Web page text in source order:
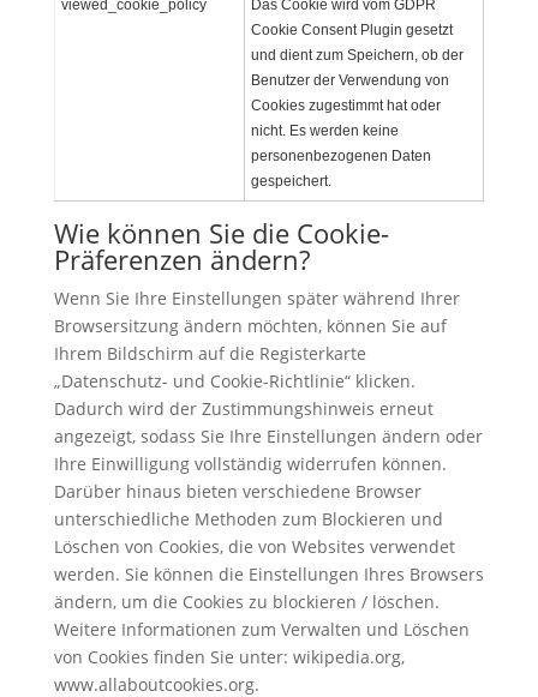
viewed_cookie_policy
Das Cookie wird vom GDPR
Cookie Consent Plugin gesetzt
und dient zum Speichern, ob der
Benutzer der Verwendung von
Cookies zugestimmt hat oder
nicht. Es werden keine
personenbezogenen Daten
gespeichert.
Wie können Sie die Cookie-
Präferenzen ändern?
Wenn Sie Ihre Einstellungen später während Ihrer
Browsersitzung ändern möchten, können Sie auf
Ihrem Bildschirm auf die Registerkarte
„Datenschutz- und Cookie-Richtlinie“ klicken.
Dadurch wird der Zustimmungshinweis erneut
angezeigt, sodass Sie Ihre Einstellungen ändern oder
Ihre Einwilligung vollständig widerrufen können.
Darüber hinaus bieten verschiedene Browser
unterschiedliche Methoden zum Blockieren und
Löschen von Cookies, die von Websites verwendet
werden. Sie können die Einstellungen Ihres Browsers
ändern, um die Cookies zu blockieren / löschen.
Weitere Informationen zum Verwalten und Löschen
von Cookies finden Sie unter: wikipedia.org,
www.allaboutcookies.org.